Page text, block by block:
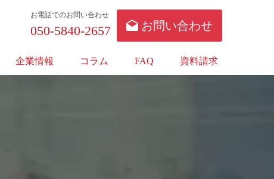
お電話でのお問い合わせ
050-5840-2657 お問い合わせ
企業情報 コラム FAQ 資料請求